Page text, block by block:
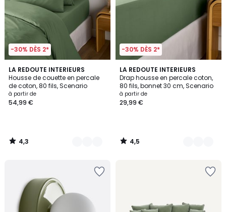
-30% DÈS 2*
LA REDOUTE INTERIEURS
Housse de couette en percale
de coton, 80 fils, Scenario
à partir de
54,99 €
4,3
/ 5
21
Couleurs
4,3
/
-30% DÈS 2*
LA REDOUTE INTERIEURS
Drap housse en percale coton,
80 fils, bonnet 30 cm, Scenario
à partir de
29,99 €
4,5
/ 5
21
Couleurs
4,5
/